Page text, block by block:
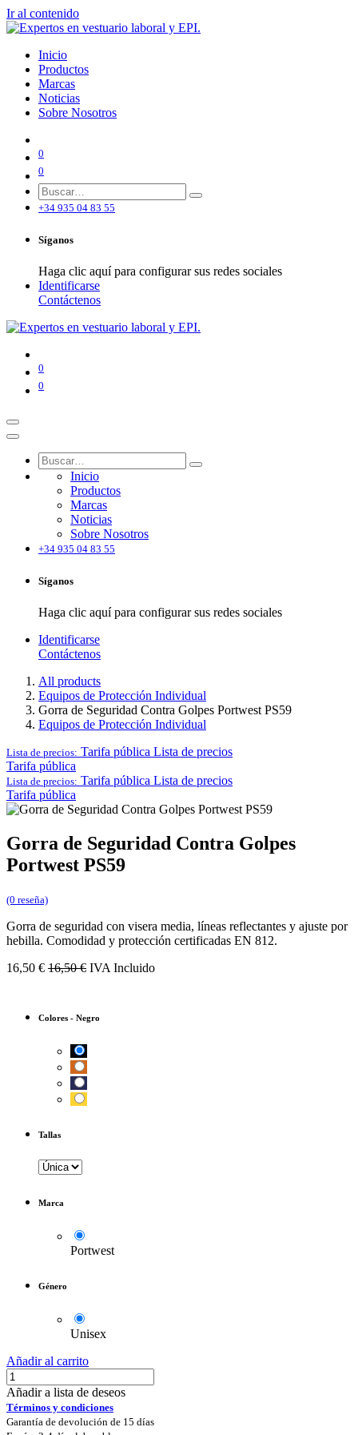
Ir al contenido
Inicio
Productos
Marcas
Noticias
Sobre Nosotros
0
0
+34 935 04 83 55
Síganos
Haga clic aquí para configurar sus redes sociales
Identificarse
Contáctenos
0
0
Inicio
Productos
Marcas
Noticias
Sobre Nosotros
+34 935 04 83 55
Síganos
Haga clic aquí para configurar sus redes sociales
Identificarse
Contáctenos
All products
Equipos de Protección Individual
Gorra de Seguridad Contra Golpes Portwest PS59
Equipos de Protección Individual
Lista de precios: Tarifa pública Lista de precios
Tarifa pública
Lista de precios: Tarifa pública Lista de precios
Tarifa pública
Gorra de Seguridad Contra Golpes
Portwest PS59
(0 reseña)
Gorra de seguridad con visera media, líneas reflectantes y ajuste por
hebilla. Comodidad y protección certificadas EN 812.
16,50 € 16,50€ IVA Incluido
Colores - Negro
Tallas
Marca
Portwest
Género
Unisex
Añadir al carrito
Añadir a lista de deseos
Términos y condiciones
Garantía de devolución de 15 días